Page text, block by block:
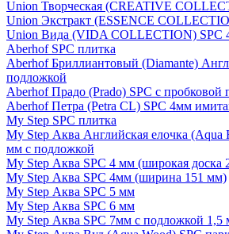
Union Творческая (CREATIVE
Union Экстракт (ESSENCE
Union Вида (VIDA COLLECTION) SPC
Aberhof SPC плитка
Aberhof Бриллиантовый (Diamante)
подложкой
Aberhof Прадо (Prado) SPC с
Aberhof Петра (Petra CL) SPC 4мм
My Step SPC плитка
My Step Аква Английская елочка (Aqua
мм с подложкой
My Step Аква SPC 4 мм (широкая доска
My Step Аква SPC 4мм (ширина 151 мм)
My Step Аква SPC 5 мм
My Step Аква SPC 6 мм
My Step Аква SPC 7мм c подложкой 1,5